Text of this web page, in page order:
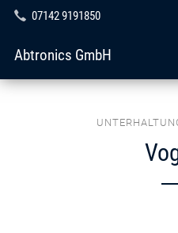
07142 9191850
Abtronics GmbH